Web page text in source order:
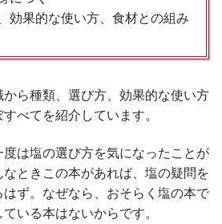
効果的な使い方、食材との組み
ら種類、選び方、効果的な使い方
べてを紹介しています。
は塩の選び方を気になったことが
ときこの本があれば、塩の疑問を
ず。なぜなら、おそらく塩の本で
いる本はないからです。